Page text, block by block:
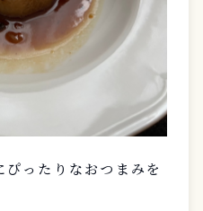
ったりなおつまみを